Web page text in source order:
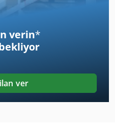
verin*
ver